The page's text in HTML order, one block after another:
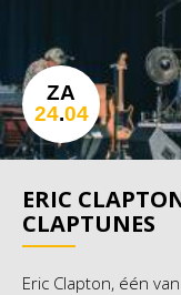
ERIC
CLAPTUNES
Eric Clapton, één
ZA
24.04